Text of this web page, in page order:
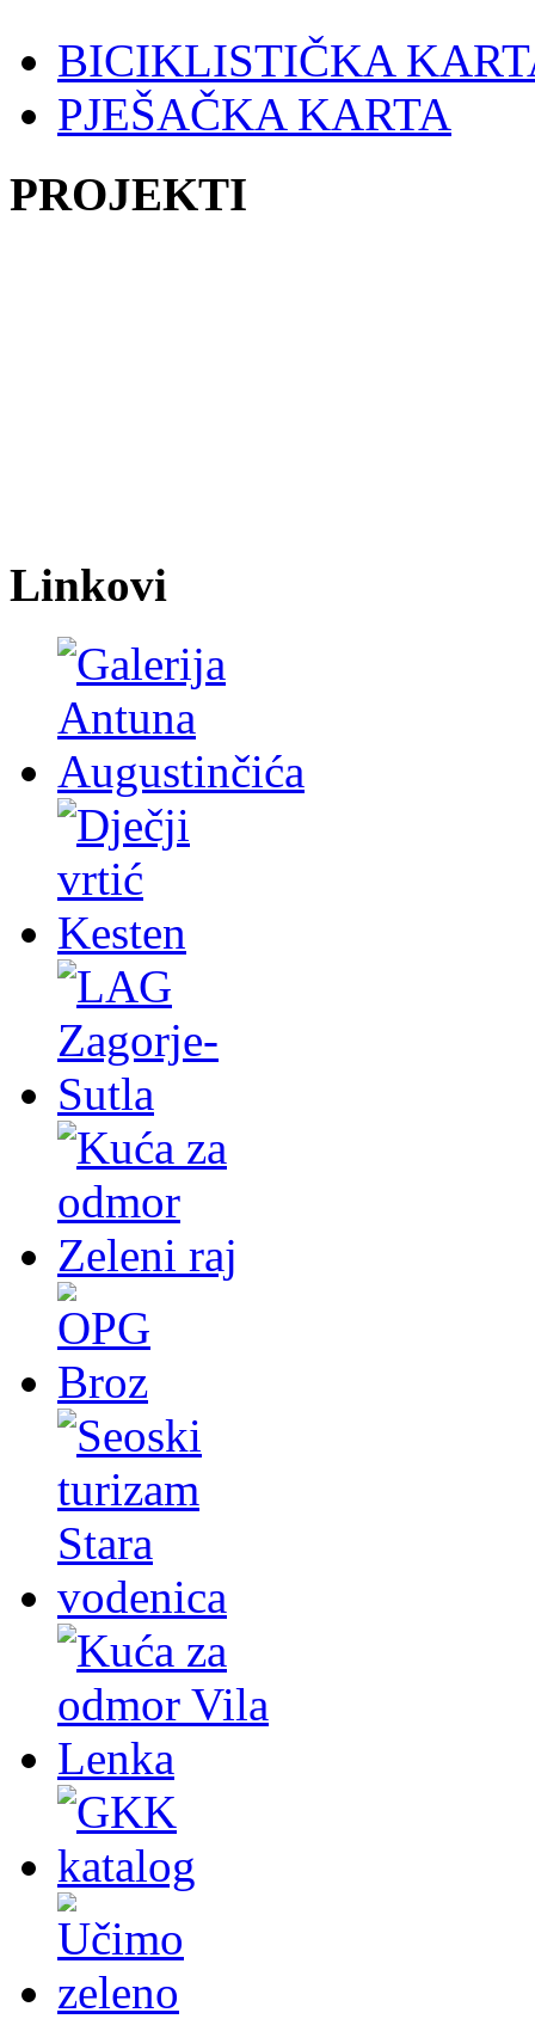
BICIKLISTIČKA
PJEŠAČKA KARTA
PROJEKTI
Linkovi